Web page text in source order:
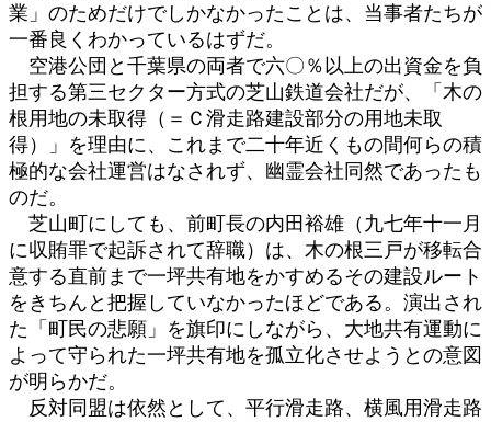
業」のためだけでしかなかったことは、当事者たちが
一番良くわかっているはずだ。
空港公団と千葉県の両者で六〇％以上の出資金を負
担する第三セクター方式の芝山鉄道会社だが、「木の
根用地の未取得（＝Ｃ滑走路建設部分の用地未取
得）」を理由に、これまで二十年近くもの間何らの積
極的な会社運営はなされず、幽霊会社同然であったも
のだ。
芝山町にしても、前町長の内田裕雄（九七年十一月
に収賄罪で起訴されて辞職）は、木の根三戸が移転合
意する直前まで一坪共有地をかすめるその建設ルート
をきちんと把握していなかったほどである。演出され
た「町民の悲願」を旗印にしながら、大地共有運動に
よって守られた一坪共有地を孤立化させようとの意図
が明らかだ。
反対同盟は依然として、平行滑走路、横風用滑走路